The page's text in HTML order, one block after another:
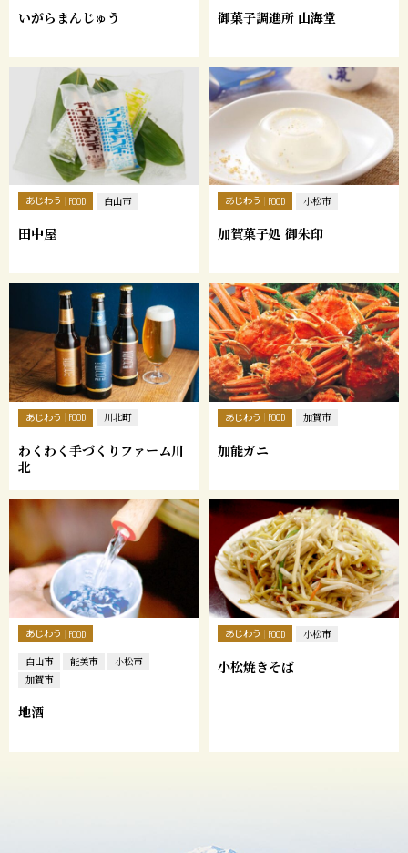
いがらまんじゅう 御菓子調進所 山海堂
あじわう FOOD 白山市
田中屋
あじわう FOOD 小松市
加賀菓子処 御朱印
あじわう FOOD 川北町
わくわく手づくりファーム川
北
あじわう FOOD 加賀市
加能ガニ
あじわう FOOD
白山市 能美市
小松市
加賀市
地酒
あじわう FOOD 小松市
小松焼きそば